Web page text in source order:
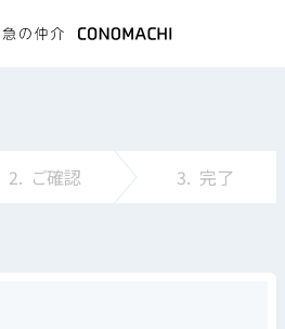
2. ご確認 3. 完了